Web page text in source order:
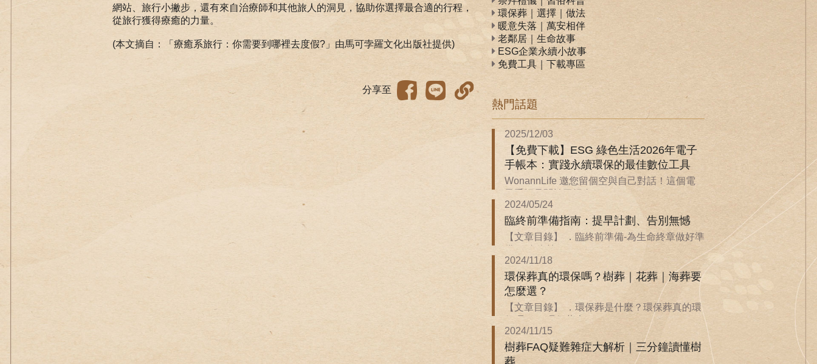
網站、旅行小撇步，還有來自治療師和其他旅人的洞見，協助你選擇最合適的行程，
從旅行獲得療癒的力量。
(本文摘自：「療癒系旅行：你需要到哪裡去度假?」由馬可孛羅文化出版社提供)
分享至
環保葬｜選擇｜做法
暖意失落｜萬安相伴
老鄰居｜生命故事
ESG企業永續小故事
免費工具｜下載專區
熱門話題
2025/12/03
【免費下載】ESG 綠色生活2026年電子
手帳本：實踐永續環保的最佳數位工具
WonannLife 邀您留個空與自己對話！這個電
2024/05/24
臨終前準備指南：提早計劃、告別無憾
【文章目錄】 ．臨終前準備-為生命終章做好準
2024/11/18
環保葬真的環保嗎？樹葬｜花葬｜海葬要
怎麼選？
【文章目錄】 ．環保葬是什麼？環保葬真的環
保嗎？ ．環保葬也...
2024/11/15
樹葬FAQ疑難雜症大解析｜三分鐘讀懂樹